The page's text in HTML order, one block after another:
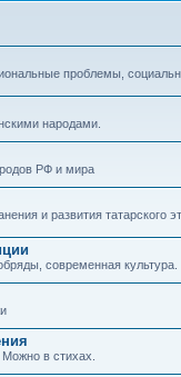
проблемы,
народами.
РФ и мира
и развития татарского
современная культура.
в стихах.